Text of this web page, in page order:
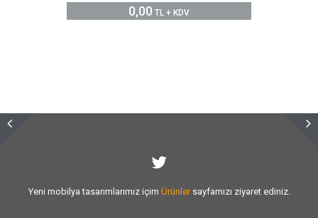
0,00 TL + KDV
Sizlere vermiş olduğumuzhizmet kalitesiniartırmak için var gücümüzle